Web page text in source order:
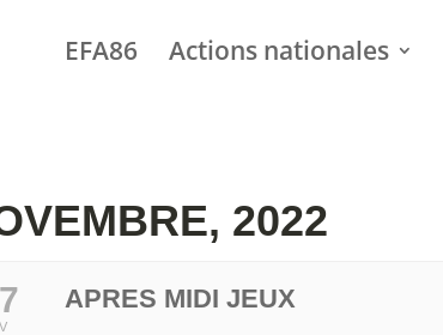
EFA86 Actions nationales
2022
APRES MIDI JEUX